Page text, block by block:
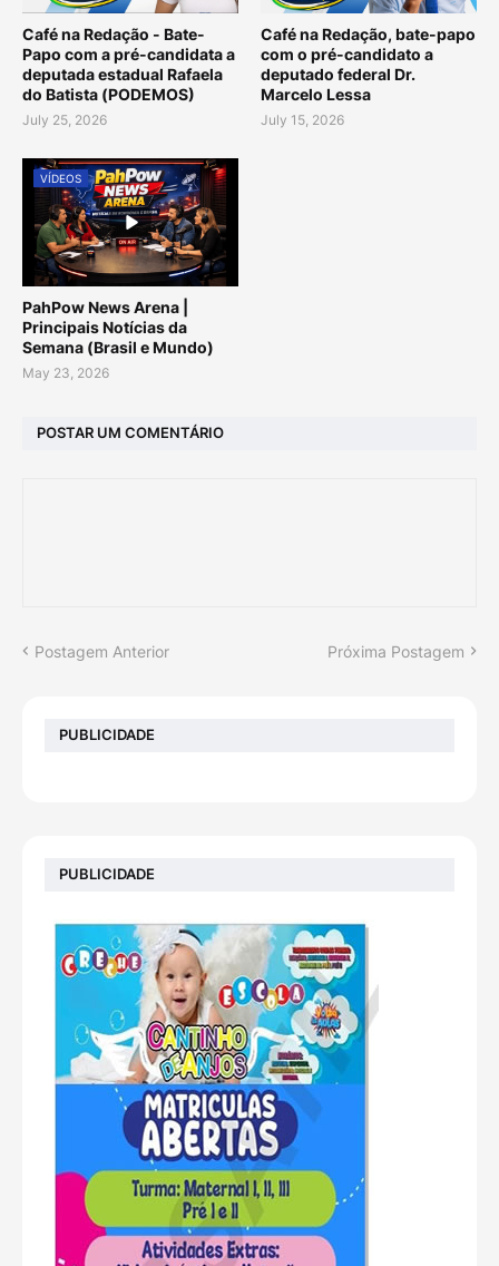
Café na Redação - Bate-
Papo com a pré-candidata a
deputada estadual Rafaela
do Batista (PODEMOS)
July 25, 2026
Café na Redação, bate-papo
com o pré-candidato a
deputado federal Dr.
Marcelo Lessa
July 15, 2026
VÍDEOS
PahPow News Arena |
Principais Notícias da
Semana (Brasil e Mundo)
May 23, 2026
POSTAR UM COMENTÁRIO
Postagem Anterior Próxima Postagem
PUBLICIDADE
PUBLICIDADE